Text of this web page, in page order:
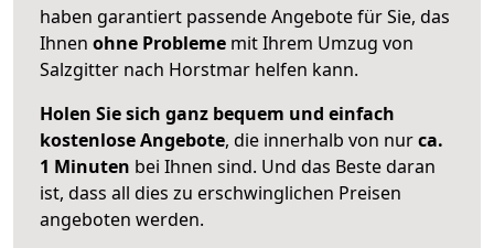
haben garantiert passende Angebote für Sie, das
Ihnen ohne Probleme mit Ihrem Umzug von
Salzgitter nach Horstmar helfen kann.
Holen Sie sich ganz bequem und einfach
kostenlose Angebote, die innerhalb von nurca.
1 Minuten bei Ihnen sind. Und das Beste daran
ist, dass all dies zu erschwinglichen Preisen
angeboten werden.